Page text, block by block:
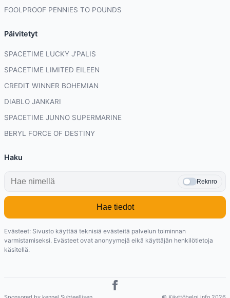
FOOLPROOF PENNIES TO POUNDS
Päivitetyt
SPACETIME LUCKY J'PALIS
SPACETIME LIMITED EILEEN
CREDIT WINNER BOHEMIAN
DIABLO JANKARI
SPACETIME JUNNO SUPERMARINE
BERYL FORCE OF DESTINY
Haku
Reknro
Hae tiedot
Evästeet: Sivusto käyttää teknisiä evästeitä palvelun toiminnan
varmistamiseksi. Evästeet ovat anonyymejä eikä käyttäjän henkilötietoja
käsitellä.